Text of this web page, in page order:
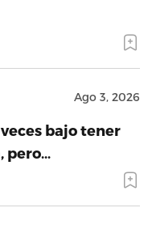
Ago 3, 2026
bajo tener
pero…